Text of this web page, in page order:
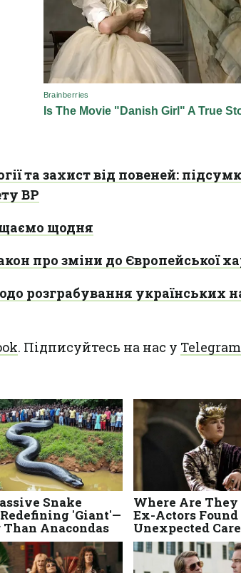
та захист від повеней:
ВР
щодня
про зміни до Європейської
розграбування українських
. Підписуйтесь на нас у Telegram